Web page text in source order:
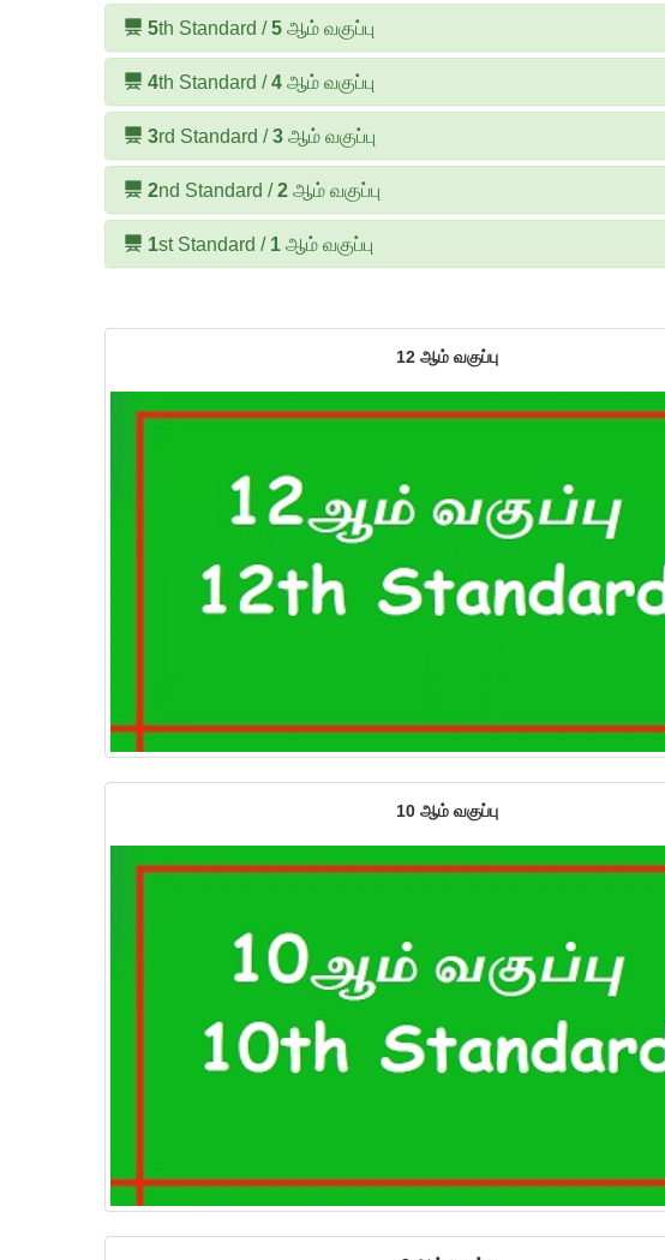
5th Standard /5 ஆம் வகுப்பு
4th Standard /4 ஆம் வகுப்பு
3rd Standard /3 ஆம் வகுப்பு
2nd Standard /2 ஆம் வகுப்பு
1st Standard / 1 ஆம் வகுப்பு
12 ஆம் வகுப்பு
10 ஆம் வகுப்பு